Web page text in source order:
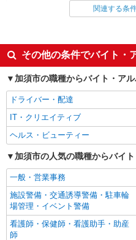
学校給食セン
月給
★賞与年2回（
埼玉県加
センター） 埼
代町学校給食
キープ
パート
加須ケアセンターそよ風：RO31461
調理スタッフ
【時給】1,200円
勤手当 年末年始手当
調理・調理補助・調理師
ボーナス・賞与あり
車通勤OK
社会保険あり
関連する条
その他の条件でバイト・
加須市の職種からバイト・ア
ドライバー・配達
IT・クリエイティブ
ヘルス・ビューティー
加須市の人気の職種からバイ
一般・営業事務
施設警備・交通誘導警備・駐車輪
場管理・イベント警備
看護師・保健師・看護助手・助産
師